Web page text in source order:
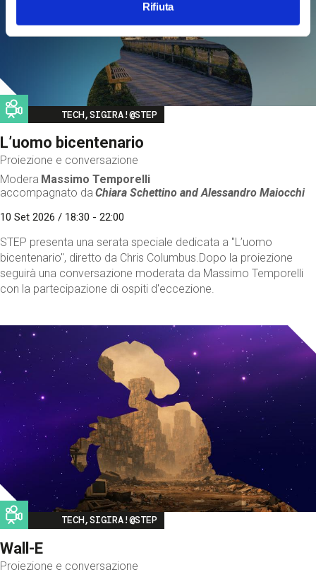
Rifiuta
Image
TECH,SIGIRA!@STEP
L’uomo bicentenario
Proiezione e conversazione
Modera Massimo Temporelli
accompagnato da Chiara Schettino andAlessandro Maiocchi
10 Set 2026 / 18:30 - 22:00
STEP presenta una serata speciale dedicata a "L’uomo
bicentenario", diretto da Chris Columbus.Dopo la proiezione
seguirà una conversazione moderata da Massimo Temporelli
con la partecipazione di ospiti d'eccezione.
Image
TECH,SIGIRA!@STEP
Wall-E
Proiezione e conversazione